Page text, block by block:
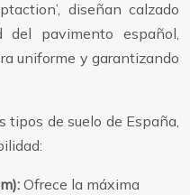
diseñan calzado
del pavimento español,
uniforme y garantizando
tipos de suelo de España,
Ofrece la máxima